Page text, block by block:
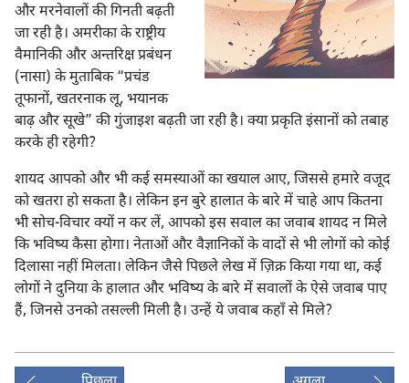
और मरनेवालों की गिनती बढ़ती
जा रही है। अमरीका के राष्ट्रीय
वैमानिकी और अन्तरिक्ष प्रबंधन
(नासा) के मुताबिक “प्रचंड
तूफानों, खतरनाक लू, भयानक
बाढ़ और सूखे” की गुंजाइश बढ़ती जा रही है। क्या प्रकृति इंसानों को तबाह
करके ही रहेगी?
शायद आपको और भी कई समस्याओं का खयाल आए, जिससे हमारे वजूद
को खतरा हो सकता है। लेकिन इन बुरे हालात के बारे में चाहे आप कितना
भी सोच-विचार क्यों न कर लें, आपको इस सवाल का जवाब शायद न मिले
कि भविष्य कैसा होगा। नेताओं और वैज्ञानिकों के वादों से भी लोगों को कोई
दिलासा नहीं मिलता। लेकिन जैसे पिछले लेख में ज़िक्र किया गया था, कई
लोगों ने दुनिया के हालात और भविष्य के बारे में सवालों के ऐसे जवाब पाए
हैं, जिनसे उनको तसल्ली मिली है। उन्हें ये जवाब कहाँ से मिले?